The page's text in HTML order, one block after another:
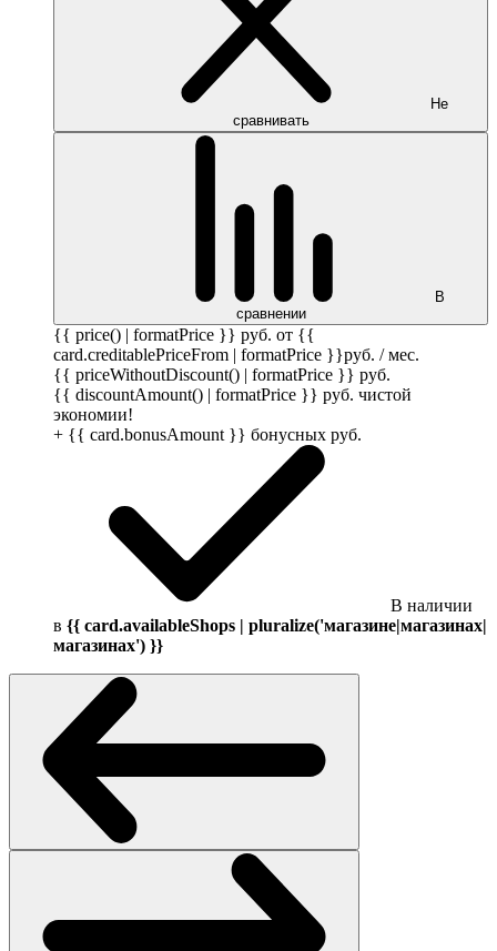
Не
сравнивать
В
сравнении
{{ price() | formatPrice }} руб. от {{
card.creditablePriceFrom | formatPrice }}руб. / мес.
{{ priceWithoutDiscount() | formatPrice }} руб.
{{ discountAmount() | formatPrice }} руб. чистой
экономии!
+ {{ card.bonusAmount }} бонусных руб.
В наличии
в {{ card.availableShops | pluralize('магазине|магазинах|
магазинах') }}